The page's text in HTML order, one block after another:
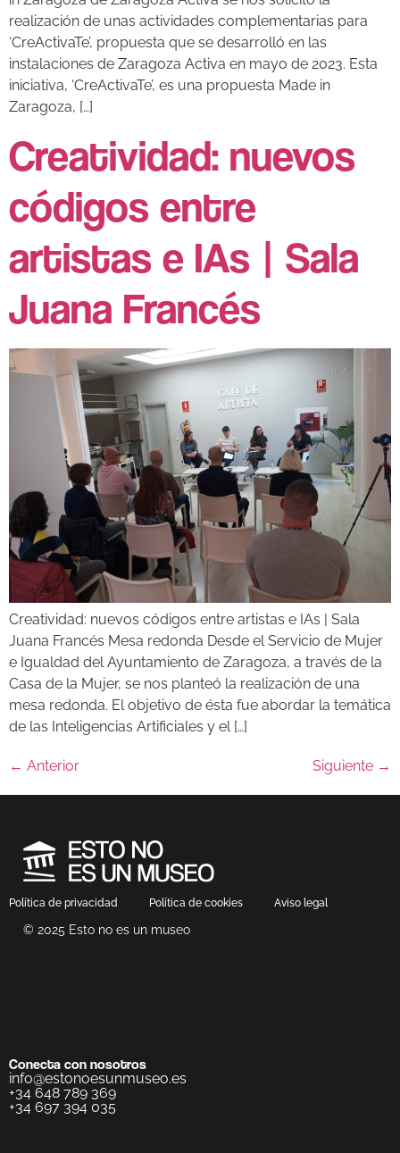
realización de unas actividades complementarias para
‘CreActivaTe’, propuesta que se desarrolló en las
instalaciones de Zaragoza Activa en mayo de 2023. Esta
iniciativa, ‘CreActivaTe’, es una propuesta Made in
Zaragoza, […]
Creatividad: nuevos
códigos entre
artistas e IAs | Sala
Juana Francés
Creatividad: nuevos códigos entre artistas e IAs | Sala
Juana Francés Mesa redonda Desde el Servicio de Mujer
e Igualdad del Ayuntamiento de Zaragoza, a través de la
Casa de la Mujer, se nos planteó la realización de una
mesa redonda. El objetivo de ésta fue abordar la temática
de las Inteligencias Artificiales y el […]
← Anterior Siguiente →
Política de privacidad Política de cookies Aviso legal
© 2025 Esto no es un museo
Conecta con nosotros
info@estonoesunmuseo.es
+34 648 789 369
+34 697 394 035